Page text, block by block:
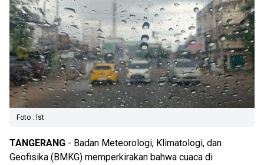
Foto : Ist
TANGERANG - Badan Meteorologi, Klimatologi, dan
Geofisika (BMKG) memperkirakan bahwa cuaca di